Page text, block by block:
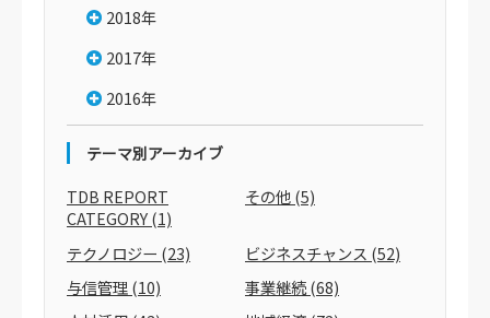
2018年
2017年
2016年
テーマ別アーカイブ
TDB REPORT
CATEGORY(1)
その他(5)
テクノロジー (23) ビジネスチャンス (52)
与信管理(10) 事業継続(68)